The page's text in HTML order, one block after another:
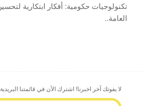
تكنولوجيات حكومية: أفكار ابتكارية
العامة..
لا يفوتك آخر اخبرنا! اشترك الأن في قائمتنا البريدية